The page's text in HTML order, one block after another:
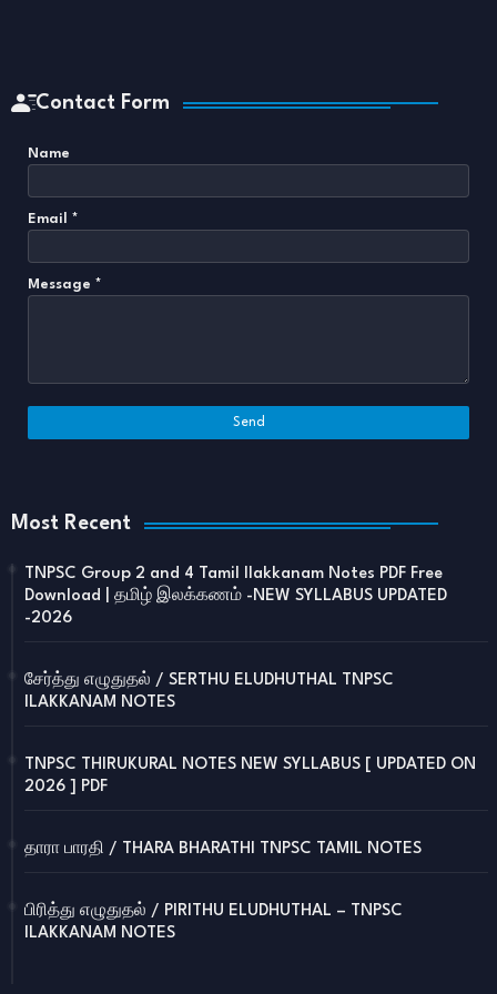
Contact Form
Name
Email *
Message *
Most Recent
TNPSC Group 2 and 4 Tamil Ilakkanam Notes PDF Free
Download | தமிழ் இலக்கணம் -NEW SYLLABUS UPDATED
-2026
சேர்த்து எழுதுதல் / SERTHU ELUDHUTHAL TNPSC
ILAKKANAM NOTES
TNPSC THIRUKURAL NOTES NEW SYLLABUS [ UPDATED ON
2026 ] PDF
தாரா பாரதி / THARA BHARATHI TNPSC TAMIL NOTES
பிரித்து எழுதுதல் / PIRITHU ELUDHUTHAL – TNPSC
ILAKKANAM NOTES